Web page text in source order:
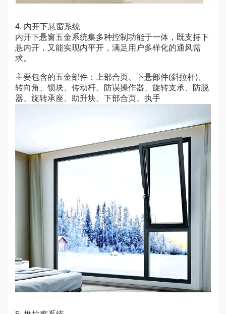
4. 内开下悬窗系统
内开下悬窗五金系统集多种控制功能于一体，既支持下
悬内开，又能实现内平开，满足用户多样化的通风需
求。
主要包含的五金部件：上部合页、下悬部件(斜拉杆)、
转向角、锁块、传动杆、防误操作器、旋转支承、防脱
器、旋转承座、助升块、下部合页、执手